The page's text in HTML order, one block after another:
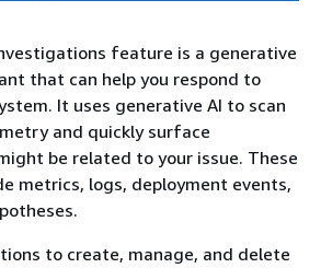
feature is a generative
that can help you respond to
It uses generative AI to scan
and quickly surface
be related to your issue. These
metrics, logs, deployment events,
to create, manage, and delete